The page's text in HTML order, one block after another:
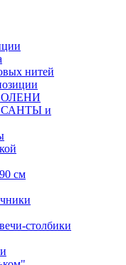
нитей
ОЛЕНИ
САНТЫ и
см
столбики